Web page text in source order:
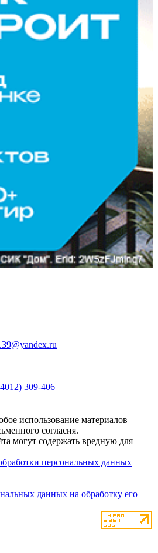
309-406
использование материалов
согласия.
могут содержать вредную для
персональных данных
данных на обработку его